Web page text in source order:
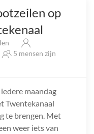
op
5 mensen zijn
maandag
Twentekanaal
te brengen. Met
weer iets van